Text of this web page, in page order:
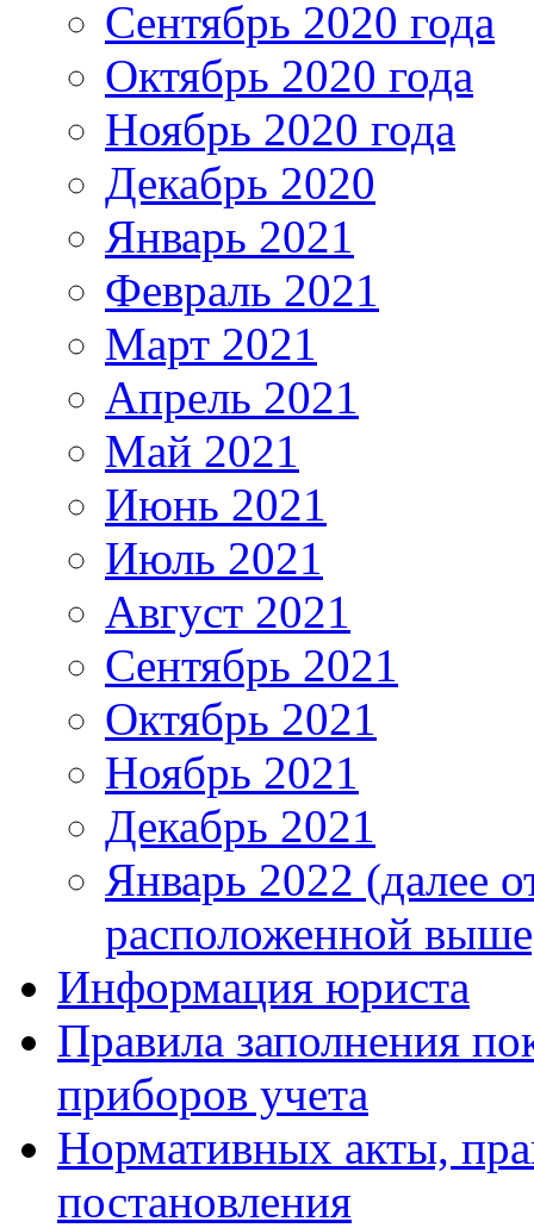
Сентябрь 2020 года
Октябрь 2020 года
Ноябрь 2020 года
Декабрь 2020
Январь 2021
Февраль 2021
Март 2021
Апрель 2021
Май 2021
Июнь 2021
Июль 2021
Август 2021
Сентябрь 2021
Октябрь 2021
Ноябрь 2021
Декабрь 2021
Январь 2022 (далее
расположенной
Информация юриста
Правила заполнения
приборов учета
Нормативных акты,
постановления